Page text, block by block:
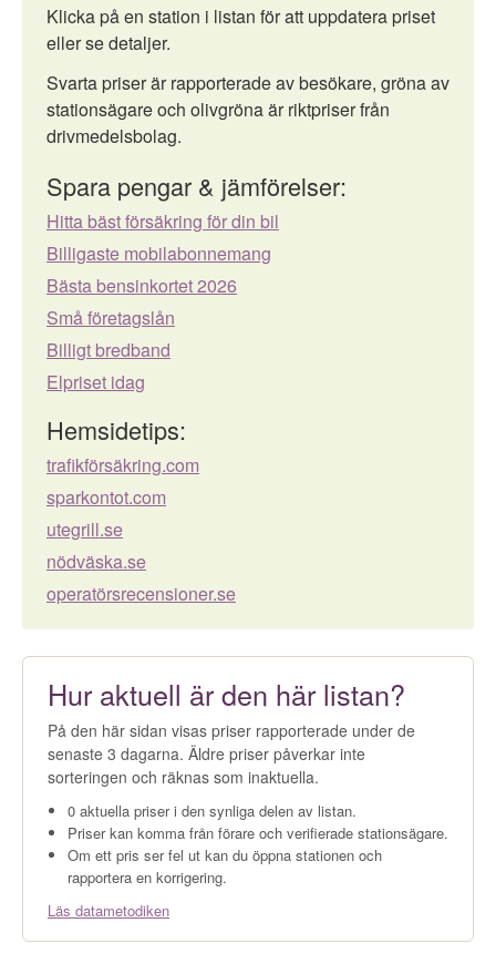
Klicka på en station i listan för att uppdatera priset
eller se detaljer.
Svarta priser är rapporterade av besökare, gröna av
stationsägare och olivgröna är riktpriser från
drivmedelsbolag.
Spara pengar & jämförelser:
Hitta bäst försäkring för din bil
Billigaste mobilabonnemang
Bästa bensinkortet 2026
Små företagslån
Billigt bredband
Elpriset idag
Hemsidetips:
trafikförsäkring.com
sparkontot.com
utegrill.se
nödväska.se
operatörsrecensioner.se
Hur aktuell är den här listan?
På den här sidan visas priser rapporterade under de
senaste 3 dagarna. Äldre priser påverkar inte
sorteringen och räknas som inaktuella.
0 aktuella priser i den synliga delen av listan.
Priser kan komma från förare och verifierade stationsägare.
Om ett pris ser fel ut kan du öppna stationen och
rapportera en korrigering.
Läs datametodiken